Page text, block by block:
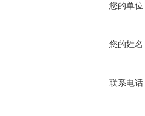
您的单位
您的姓名
联系电话